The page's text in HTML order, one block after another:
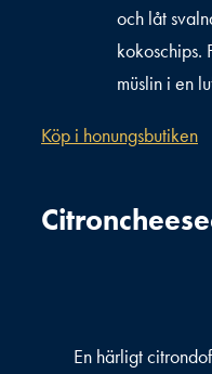
och låt
kokoschips.
müslin i en
Köp i honungsbutiken
En härligt